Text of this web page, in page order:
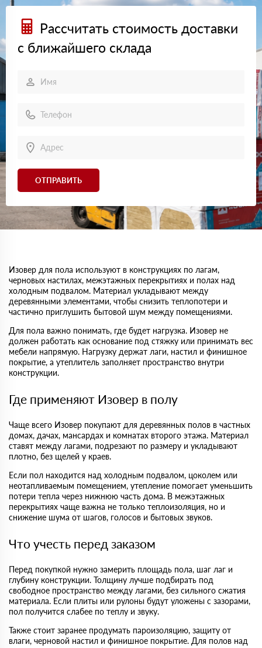
Рассчитать стоимость доставки
с ближайшего склада
ОТПРАВИТЬ
Изовер для пола используют в конструкциях по лагам,
черновых настилах, межэтажных перекрытиях и полах над
холодным подвалом. Материал укладывают между
деревянными элементами, чтобы снизить теплопотери и
частично приглушить бытовой шум между помещениями.
Для пола важно понимать, где будет нагрузка. Изовер не
должен работать как основание под стяжку или принимать вес
мебели напрямую. Нагрузку держат лаги, настил и финишное
покрытие, а утеплитель заполняет пространство внутри
конструкции.
Где применяют Изовер в полу
Чаще всего Изовер покупают для деревянных полов в частных
домах, дачах, мансардах и комнатах второго этажа. Материал
ставят между лагами, подрезают по размеру и укладывают
плотно, без щелей у краев.
Если пол находится над холодным подвалом, цоколем или
неотапливаемым помещением, утепление помогает уменьшить
потери тепла через нижнюю часть дома. В межэтажных
перекрытиях чаще важна не только теплоизоляция, но и
снижение шума от шагов, голосов и бытовых звуков.
Что учесть перед заказом
Перед покупкой нужно замерить площадь пола, шаг лаг и
глубину конструкции. Толщину лучше подбирать под
свободное пространство между лагами, без сильного сжатия
материала. Если плиты или рулоны будут уложены с зазорами,
пол получится слабее по теплу и звуку.
Также стоит заранее продумать пароизоляцию, защиту от
влаги, черновой настил и финишное покрытие. Для полов над